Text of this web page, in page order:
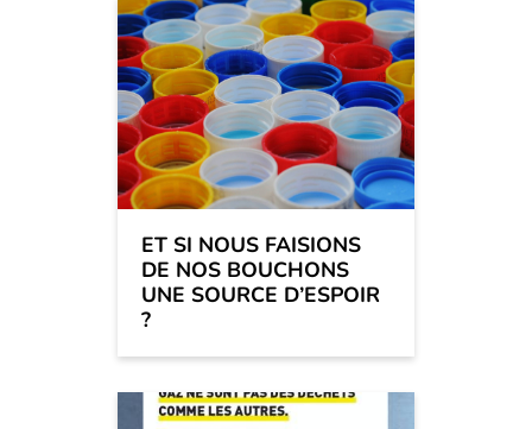
ET SI NOUS FAISIONS
DE NOS BOUCHONS
UNE SOURCE D’ESPOIR
?